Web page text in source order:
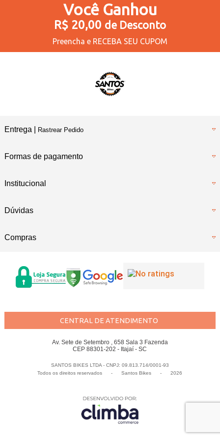
Você Ganhou
R$ 20,00 de Desconto
Preencha e RECEBA SEU CUPOM
Entrega | Rastrear Pedido
Formas de pagamento
Institucional
Dúvidas
Compras
CENTRAL DE ATENDIMENTO
Av. Sete de Setembro , 658 Sala 3 Fazenda
CEP 88301-202 - Itajaí - SC
SANTOS BIKES LTDA - CNPJ: 09.813.714/0001-93
Todos os direitos reservados
- Santos Bikes - 2026